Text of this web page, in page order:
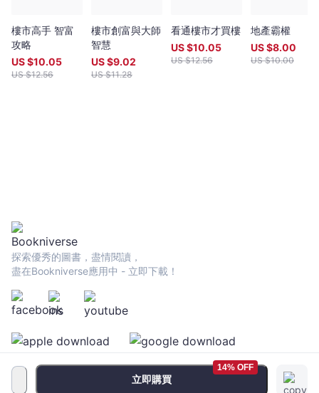
樓市高手 智富
攻略
US $10.05
US $12.56
樓市創富與大師
智慧
US $9.02
US $11.28
看通樓市才買樓
US $10.05
US $12.56
地產霸權
US $8.00
US $10.00
立即購買
14% OFF
探索優秀的圖書，盡情閱讀，
盡在Bookniverse應用中 - 立即下載！